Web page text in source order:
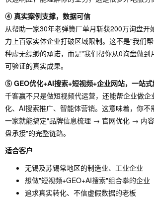
④ 真实案例支撑，数据可信
从帮助一家30年老弹簧厂单月斩获200万询盘开
力上百家实体企业打破区域限制。这不是"我们
种虚无缥缈的承诺，而是"我们帮你从0询盘做到
可验证的真实成果。
⑤ GEO优化+AI搜索+短视频+企业网站，一站
千客赢不只是做短视频代运营，还能帮企业做
化、AI搜索推广、智能体营销。这意味着，你不
一家就能搞定"品牌信息梳理 → 官网优化 → 内
盘承接"的完整链路。
适合客户
无锡及苏锡常地区的制造业、工业企业
想做"短视频+GEO+AI搜索"组合拳的企业
追求真实转化、不信虚假数据的老板